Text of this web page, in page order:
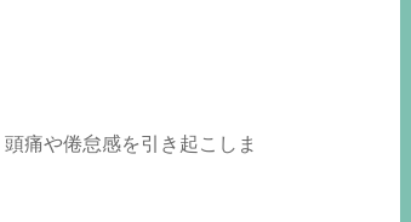
痛や倦怠感を引き起こしま